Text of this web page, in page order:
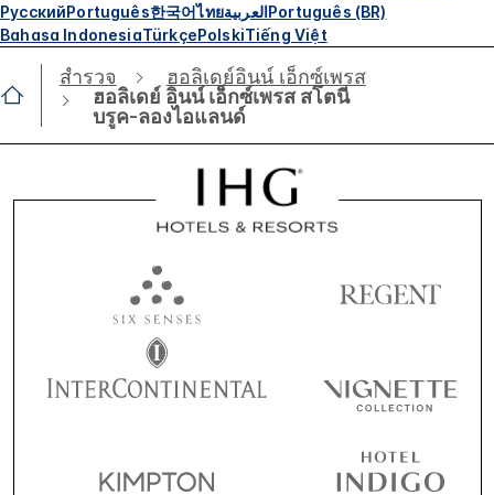
РусскийPortuguês한국어ไทยالعربيةPortuguês (BR)
Bahasa IndonesiaTürkçePolskiTiếng Việt
สำรวจ
ฮอลิเดย์อินน์ เอ็กซ์เพรส
ฮอลิเดย์ อินน์ เอ็กซ์เพรส สโตนี
บรูค-ลองไอแลนด์